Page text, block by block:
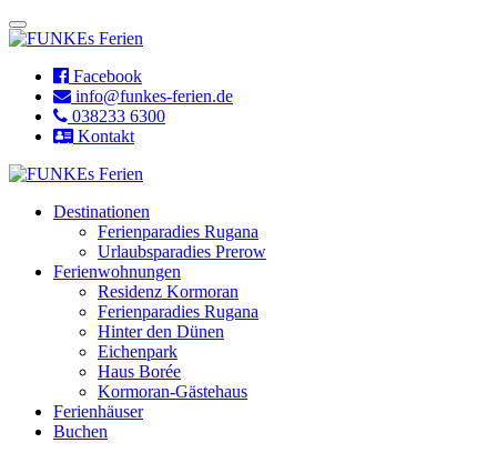
Facebook
info@funkes-ferien.de
038233 6300
Kontakt
Destinationen
Ferienparadies Rugana
Urlaubsparadies Prerow
Ferienwohnungen
Residenz Kormoran
Ferienparadies Rugana
Hinter den Dünen
Eichenpark
Haus Borée
Kormoran-Gästehaus
Ferienhäuser
Buchen